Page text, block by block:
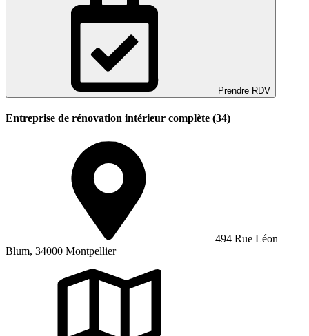
Prendre RDV
Entreprise de rénovation intérieur complète (34)
494 Rue Léon
Blum, 34000 Montpellier